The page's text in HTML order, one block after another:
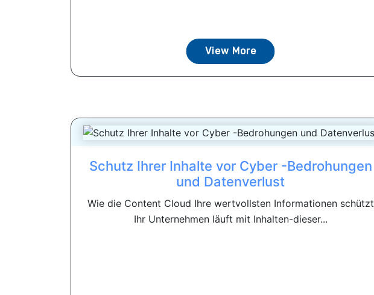
View More
Schutz Ihrer Inhalte vor Cyber ​​-Bedrohungen
und Datenverlust
Wie die Content Cloud Ihre wertvollsten Informationen schützt
Ihr Unternehmen läuft mit Inhalten-dieser...